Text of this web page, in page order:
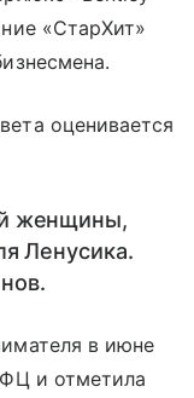
«СтарХит»
оценивается
женщины,
Ленусика.
в июне
и отметила